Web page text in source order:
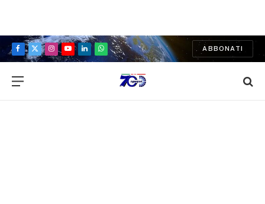
Facebook
X
Instagram
YouTubeLinkedInWhatsApp
ABBONATI